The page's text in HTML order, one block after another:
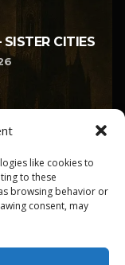
like cookies to
to these
browsing behavior or
consent, may
CITIES